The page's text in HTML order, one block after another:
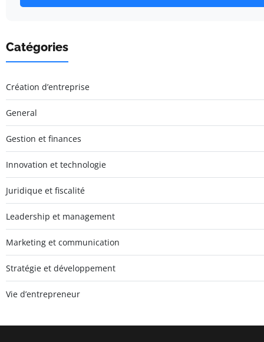
Catégories
Création d’entreprise
General
Gestion et finances
Innovation et technologie
Juridique et fiscalité
Leadership et management
Marketing et communication
Stratégie et développement
Vie d’entrepreneur